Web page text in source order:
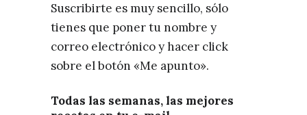
Suscribirte es muy sencillo, sólo
tienes que poner tu nombre y
correo electrónico y hacer click
sobre el botón «Me apunto».
Todas las semanas, las mejores